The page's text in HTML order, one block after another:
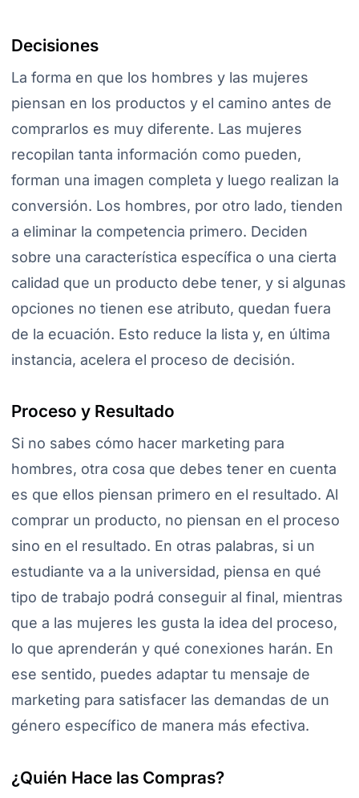
Decisiones
La forma en que los hombres y las mujeres
piensan en los productos y el camino antes de
comprarlos es muy diferente. Las mujeres
recopilan tanta información como pueden,
forman una imagen completa y luego realizan la
conversión. Los hombres, por otro lado, tienden
a eliminar la competencia primero. Deciden
sobre una característica específica o una cierta
calidad que un producto debe tener, y si algunas
opciones no tienen ese atributo, quedan fuera
de la ecuación. Esto reduce la lista y, en última
instancia, acelera el proceso de decisión.
Proceso y Resultado
Si no sabes cómo hacer marketing para
hombres, otra cosa que debes tener en cuenta
es que ellos piensan primero en el resultado. Al
comprar un producto, no piensan en el proceso
sino en el resultado. En otras palabras, si un
estudiante va a la universidad, piensa en qué
tipo de trabajo podrá conseguir al final, mientras
que a las mujeres les gusta la idea del proceso,
lo que aprenderán y qué conexiones harán. En
ese sentido, puedes adaptar tu mensaje de
marketing para satisfacer las demandas de un
género específico de manera más efectiva.
¿Quién Hace las Compras?